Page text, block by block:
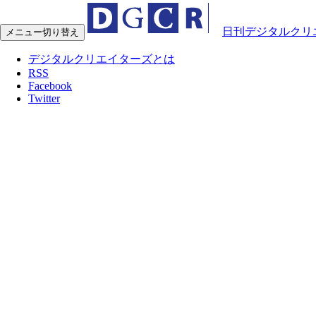
メニュー切り替え 日刊デジタルク
デジタルクリエイターズとは
RSS
Facebook
Twitter